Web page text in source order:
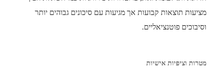
מציעות תוצאות קבועות אך מגיעות עם סיכונים גבוהים יותר
וסיבוכים פוטנציאליים.
מטרות וציפיות אישיות